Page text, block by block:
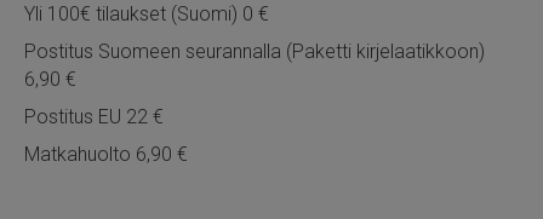
Yli 100€ tilaukset (Suomi) 0 €
Postitus Suomeen seurannalla (Paketti kirjelaatikkoon)
6,90 €
Postitus EU 22 €
Matkahuolto 6,90 €